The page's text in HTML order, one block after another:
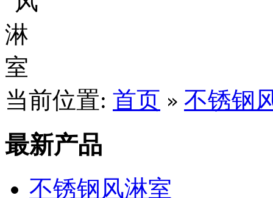
当前位置: 首页 » 不锈钢
最新产品
不锈钢风淋室